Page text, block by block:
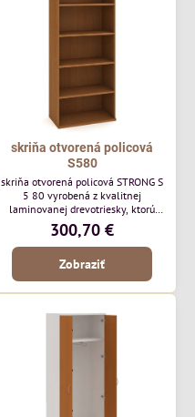
skriňa otvorená policová
S580
skriňa otvorená policová STRONG S
5 80 vyrobená z kvalitnej
laminovanej drevotriesky, ktorú
ponúkame v 8 farebných odtieňoch.
Vrchná doska a dno majú hrúbku
25mm a na prednej strane je 2mm
ABS hrana.
300,70 €
Zobraziť